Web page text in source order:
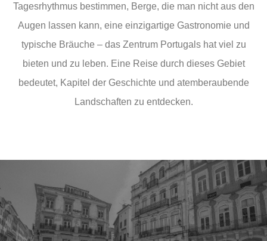
Tagesrhythmus bestimmen, Berge, die man nicht aus den
Augen lassen kann, eine einzigartige Gastronomie und
typische Bräuche – das Zentrum Portugals hat viel zu
bieten und zu leben. Eine Reise durch dieses Gebiet
bedeutet, Kapitel der Geschichte und atemberaubende
Landschaften zu entdecken.